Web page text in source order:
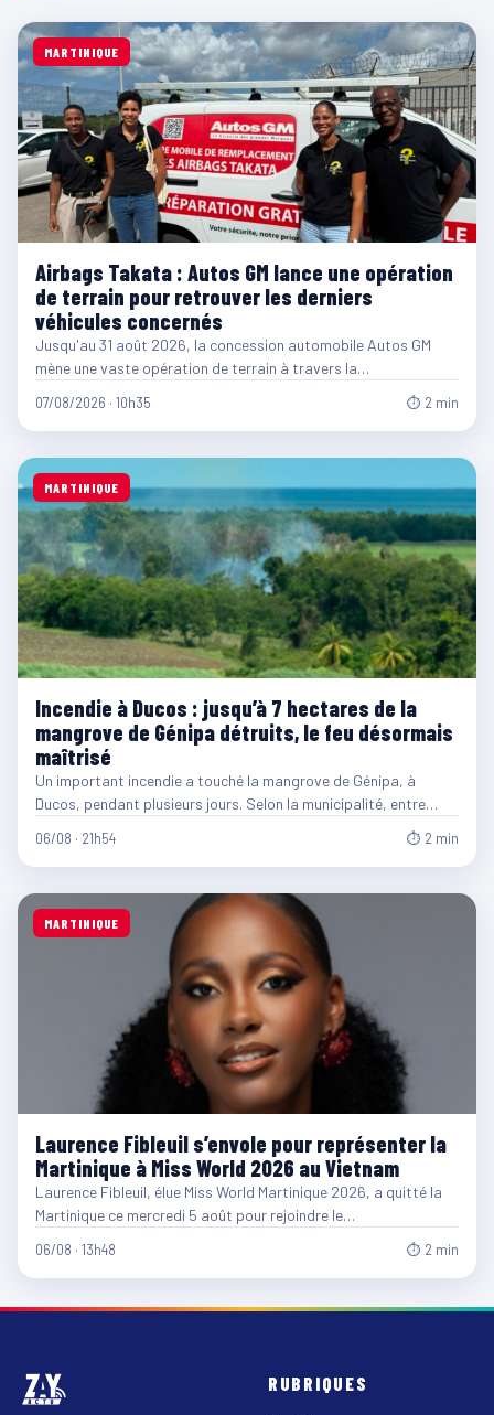
MARTINIQUE
Airbags Takata : Autos GM lance une opération
de terrain pour retrouver les derniers
véhicules concernés
Jusqu'au 31 août 2026, la concession automobile Autos GM
mène une vaste opération de terrain à travers la…
07/08/2026 · 10h35 ⏱ 2 min
MARTINIQUE
Incendie à Ducos : jusqu’à 7 hectares de la
mangrove de Génipa détruits, le feu désormais
maîtrisé
Un important incendie a touché la mangrove de Génipa, à
Ducos, pendant plusieurs jours. Selon la municipalité, entre…
06/08 · 21h54 ⏱ 2 min
MARTINIQUE
Laurence Fibleuil s’envole pour représenter la
Martinique à Miss World 2026 au Vietnam
Laurence Fibleuil, élue Miss World Martinique 2026, a quitté la
Martinique ce mercredi 5 août pour rejoindre le…
06/08 · 13h48 ⏱ 2 min
RUBRIQUES